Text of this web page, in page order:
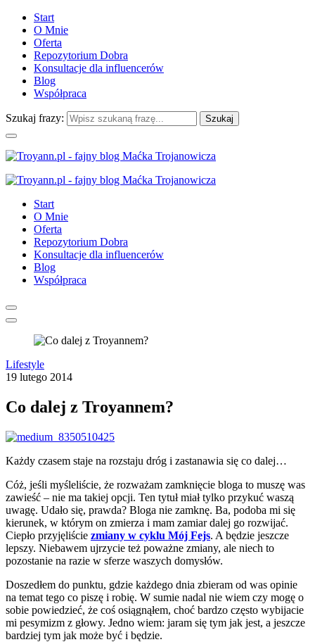
Start
O Mnie
Oferta
Repozytorium Dobra
Konsultacje dla influencerów
Blog
Współpraca
Szukaj frazy:
Start
O Mnie
Oferta
Repozytorium Dobra
Konsultacje dla influencerów
Blog
Współpraca
Lifestyle
19 lutego 2014
Co dalej z Troyannem?
Każdy czasem staje na rozstaju dróg i zastanawia się co dalej…
Cóż, jeśli myśleliście, że rozważam zamknięcie bloga to muszę was
zawieść – nie ma takiej opcji. Ten tytuł miał tylko przykuć waszą
uwagę. Udało się, prawda? Bloga nie zamknę. Ba, podoba mi się
kierunek, w którym on zmierza i mam zamiar dalej go rozwijać.
Ciepło przyjęliście zmiany w cyklu Mój Fejs. A będzie jeszcze
lepszy. Niebawem ujrzycie też poważne zmiany, ale niech to
pozostanie na razie w sferze waszych domysłów.
Doszedłem do punktu, gdzie każdego dnia zbieram od was opinie
na temat tego co piszę i robię. W sumie nadal nie wiem czy mogę o
sobie powiedzieć, że coś osiągnąłem, choć bardzo często wybijacie
mi pesymizm z głowy. Jedno wiem: jaram się tym jak jest, a jeszcze
bardziej tym jak może być i będzie.